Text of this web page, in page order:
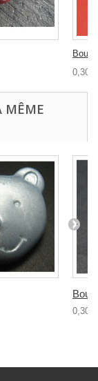
0,30 €
MÊME
0,30 €